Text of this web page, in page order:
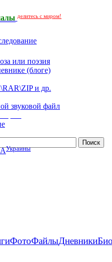
делитесь с миром!
или поэзия
(блоге)
и др.
звуковой файл
Украины
ФотоФайлыДневники